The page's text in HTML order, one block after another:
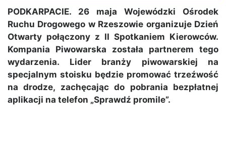
PODKARPACIE. 26 maja Wojewódzki Ośrodek
Ruchu Drogowego w Rzeszowie organizuje Dzień
Otwarty połączony z II Spotkaniem Kierowców.
Kompania Piwowarska została partnerem tego
wydarzenia. Lider branży piwowarskiej na
specjalnym stoisku będzie promować trzeźwość
na drodze, zachęcając do pobrania bezpłatnej
aplikacji na telefon „Sprawdź promile”.